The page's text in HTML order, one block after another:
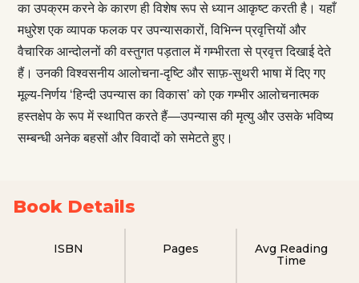
का उपक्रम करने के कारण ही विशेष रूप से ध्यान आकृष्ट करती है। यहाँ
मधुरेश एक व्यापक फलक पर उपन्यासकारों, विभिन्न प्रवृत्तियों और
वैचारिक आन्दोलनों की वस्तुगत पड़ताल में गम्भीरता से प्रवृत्त दिखाई देते
हैं। उनकी विश्वसनीय आलोचना-दृष्टि और साफ़-सुथरी भाषा में दिए गए
मूल्य-निर्णय ‘हिन्दी उपन्यास का विकास’ को एक गम्भीर आलोचनात्मक
हस्तक्षेप के रूप में स्थापित करते हैं—उपन्यास की मृत्यु और उसके भविष्य
सम्बन्धी अनेक बहसों और विवादों को समेटते हुए।
Book Details
ISBN Pages
Avg Reading
Time